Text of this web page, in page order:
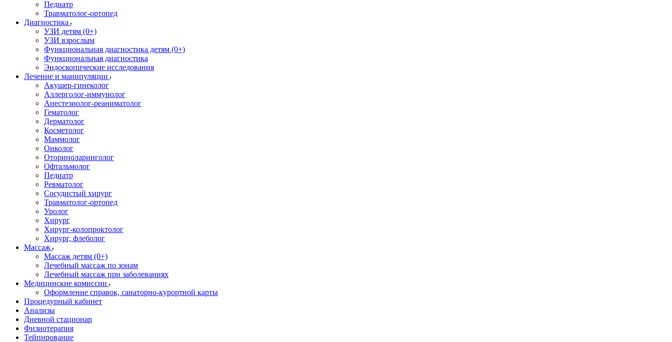
Педиатр
Травматолог-ортопед
Диагностика
УЗИ детям (0+)
УЗИ взрослым
Функциональная диагностика детям (0+)
Функциональная диагностика
Эндоскопические исследования
Лечение и манипуляции
Акушер-гинеколог
Аллерголог-иммунолог
Анестезиолог-реаниматолог
Гематолог
Дерматолог
Косметолог
Маммолог
Онколог
Оториноларинголог
Офтальмолог
Педиатр
Ревматолог
Сосудистый хирург
Травматолог-ортопед
Уролог
Хирург
Хирург-колопроктолог
Хирург, флеболог
Массаж
Массаж детям (0+)
Лечебный массаж по зонам
Лечебный массаж при заболеваниях
Медицинские комиссии
Оформление справок, санаторно-курортной карты
Процедурный кабинет
Анализы
Дневной стационар
Физиотерапия
Тейпирование